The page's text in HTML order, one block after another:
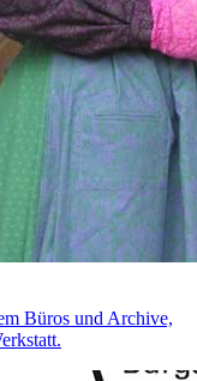
Büros und Archive,